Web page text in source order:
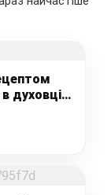
духовці